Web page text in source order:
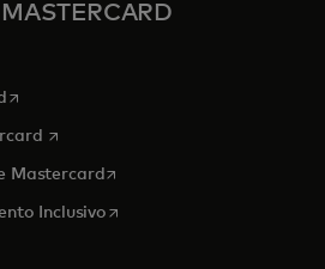
una pestaña nueva
se abre en una pestaña nueva
se abre en una pestaña nueva
Mastercardse abre en una pestaña
Inclusivose abre en una pestaña